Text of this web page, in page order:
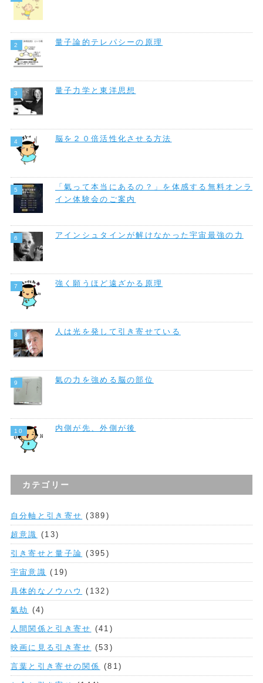
量子論的テレパシーの原理
量子力学と東洋思想
脳を２０倍活性化させる方法
「氣って本当にあるの？」を体感する無料オンラ
イン体験会のご案内
アインシュタインが解けなかった宇宙最強の力
強く願うほど遠ざかる原理
人は光を発して引き寄せている
氣の力を強める脳の部位
内側が先、外側が後
カテゴリー
自分軸と引き寄せ (389)
超意識 (13)
引き寄せと量子論 (395)
宇宙意識 (19)
具体的なノウハウ (132)
氣劫 (4)
人間関係と引き寄せ (41)
映画に見る引き寄せ (53)
言葉と引き寄せの関係 (81)